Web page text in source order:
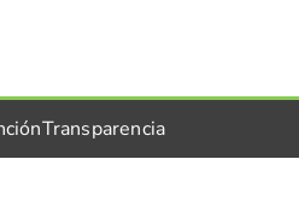
Transparencia